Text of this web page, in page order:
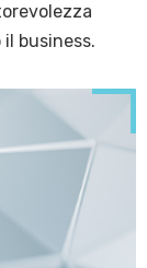
business.